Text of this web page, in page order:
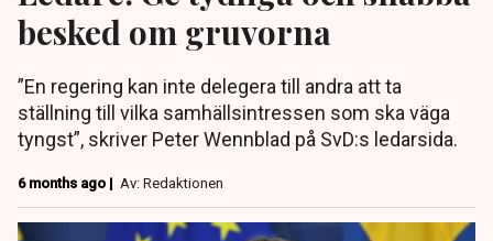
besked om gruvorna
”En regering kan inte delegera till andra att ta
ställning till vilka samhällsintressen som ska väga
tyngst”, skriver Peter Wennblad på SvD:s ledarsida.
6 months ago | Av: Redaktionen